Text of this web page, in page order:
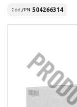
Cód./PN 504266314